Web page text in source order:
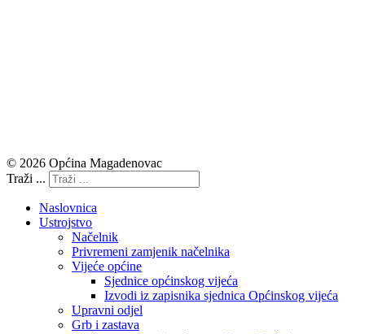
© 2026 Općina Magadenovac
Traži ...
Naslovnica
Ustrojstvo
Načelnik
Privremeni zamjenik načelnika
Vijeće općine
Sjednice općinskog vijeća
Izvodi iz zapisnika sjednica Općinskog vijeća
Upravni odjel
Grb i zastava